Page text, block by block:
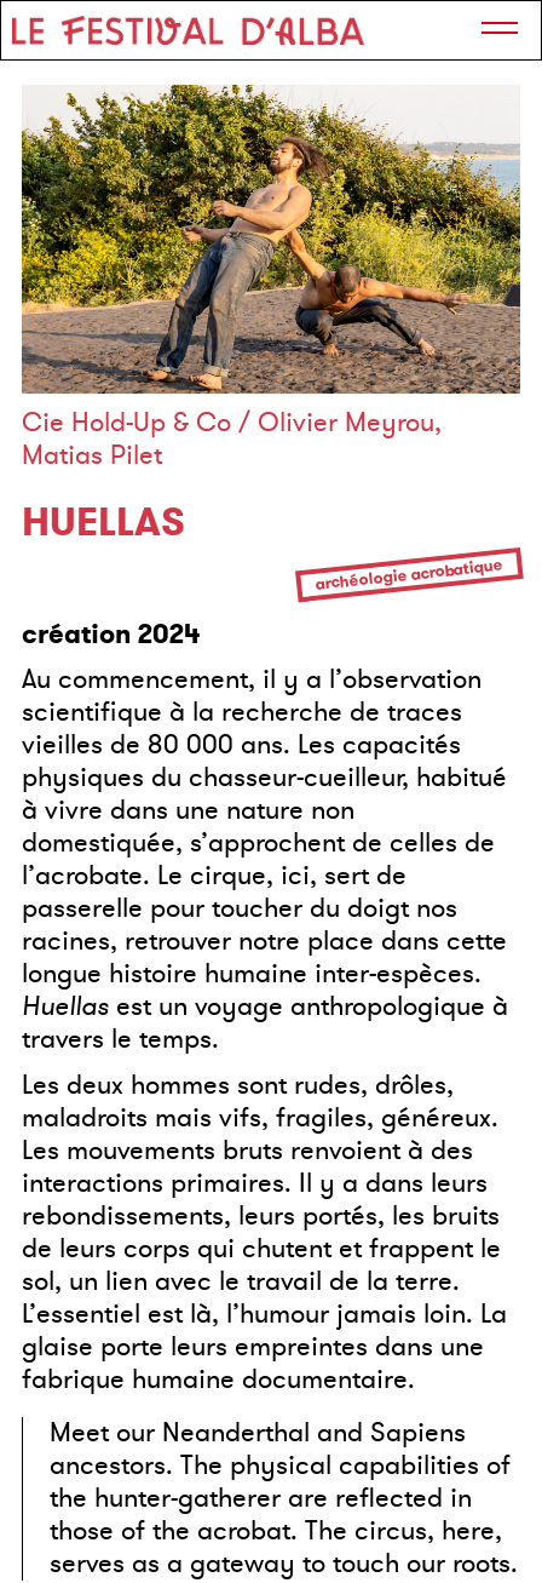
Cie Hold-Up & Co / Olivier Meyrou,
Matias Pilet
HUELLAS
archéologie acrobatique
création 2024
Au commencement, il y a l’observation
scientifique à la recherche de traces
vieilles de 80 000 ans. Les capacités
physiques du chasseur-cueilleur, habitué
à vivre dans une nature non
domestiquée, s’approchent de celles de
l’acrobate. Le cirque, ici, sert de
passerelle pour toucher du doigt nos
racines, retrouver notre place dans cette
longue histoire humaine inter-espèces.
Huellas est un voyage anthropologique à
travers le temps.
Les deux hommes sont rudes, drôles,
maladroits mais vifs, fragiles, généreux.
Les mouvements bruts renvoient à des
interactions primaires. Il y a dans leurs
rebondissements, leurs portés, les bruits
de leurs corps qui chutent et frappent le
sol, un lien avec le travail de la terre.
L’essentiel est là, l’humour jamais loin. La
glaise porte leurs empreintes dans une
fabrique humaine documentaire.
Meet our Neanderthal and Sapiens
ancestors. The physical capabilities of
the hunter-gatherer are reflected in
those of the acrobat. The circus, here,
serves as a gateway to touch our roots.